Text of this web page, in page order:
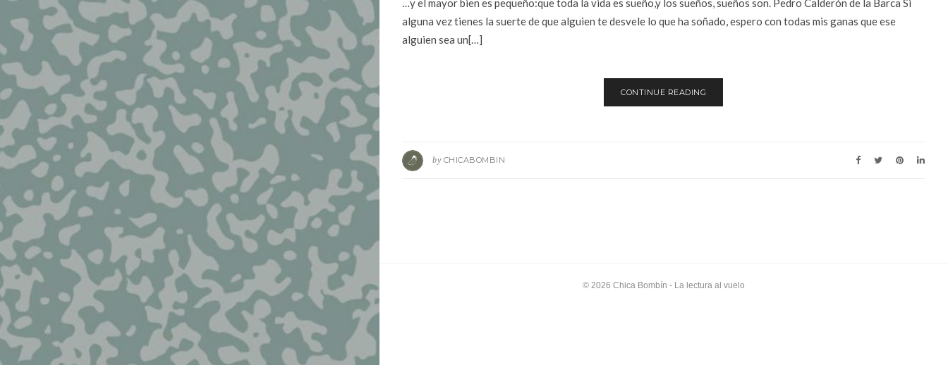
…y el mayor bien es pequeño:que toda la vida es sueño,y los sueños, sueños son. Pedro Calderón de la Barca Si
alguna vez tienes la suerte de que alguien te desvele lo que ha soñado, espero con todas mis ganas que ese
alguien sea un[…]
CONTINUE READING
by CHICABOMBIN
© 2026 Chica Bombín - La lectura al vuelo